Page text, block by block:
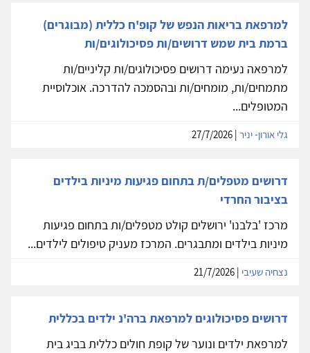
למרפאת בריאות הנפש של קופ'ח כללית (מבוגרים)
ברמת בית שמש דרושים/ות פסיכולוגים/ות
למרפאה נעימה דרושים פסיכולוגים/ות קליניים/ות
מתמחים/ות, מומחים/ות ובהסמכה להדרכה. אוכלוסיית
המטופלים...
גלי אורון- יניר
דרושים מטפלים/ת בתחום פגיעות מיניות בילדים
בציבור החרדי
מרכז 'בלבנו' ירושלים קולט מטפלים/ות בתחום פגיעות
מיניות בילדים ומתבגרים. המרכז מעניק טיפולים לילדים...
נצחיה שעיבי
דרושים פסיכולוגים למרפאת ברה'נ ילדים בכללית
למרפאת ילדים ונוער של קופת חולים כללית בביג בית